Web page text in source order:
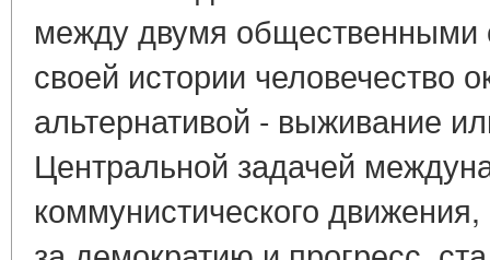
между двумя
своей истории человечество
альтернативой - выживание
Центральной задачей
коммунистического